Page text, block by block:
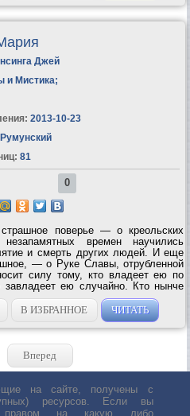
Джей
и Мистика;
2013-10-23
Румунский
81
0
поверье — о креольских
времен научились
и смерть других людей. И еще
— о Руке Славы, отрубленной
силу тому, кто владеет ею по
ею случайно. Кто нынче
Юга? А поверить пришлось, ибо
В ИЗБРАННОЕ ЧИТАТЬ
Вперед
на сайте, получены с
ресурсов. Если вы
правом на какую либо